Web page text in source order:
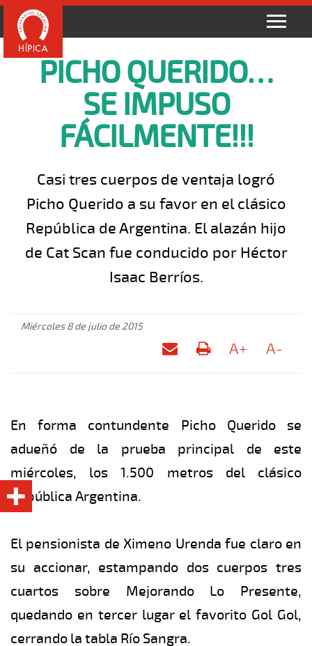
PICHO QUERIDO…
SE IMPUSO
FÁCILMENTE!!!
Casi tres cuerpos de ventaja logró
Picho Querido a su favor en el clásico
República de Argentina. El alazán hijo
de Cat Scan fue conducido por Héctor
Isaac Berríos.
Miércoles 8 de julio de 2015
A+ A-
En forma contundente Picho Querido se
adueñó de la prueba principal de este
miércoles, los 1.500 metros del clásico
República Argentina.
El pensionista de Ximeno Urenda fue claro en
su accionar, estampando dos cuerpos tres
cuartos sobre Mejorando Lo Presente,
quedando en tercer lugar el favorito Gol Gol,
cerrando la tabla Río Sangra.